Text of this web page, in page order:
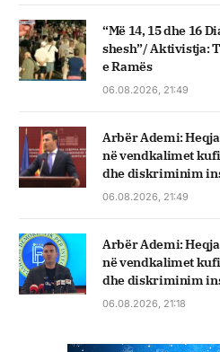
“Më 14, 15 dhe 16
shesh”/ Aktivistja:
e Ramës
06.08.2026, 21:49
Arbër Ademi:
në vendkalimet
dhe diskriminim
06.08.2026, 21:49
Arbër Ademi:
në vendkalimet
dhe diskriminim
06.08.2026, 21:18